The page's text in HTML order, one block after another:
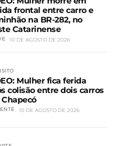
frontal entre carro e
na BR-282, no
Catarinense
10 DE AGOSTO DE 2026
Mulher fica ferida
colisão entre dois carros
10 DE AGOSTO DE 2026